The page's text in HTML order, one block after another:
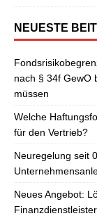
NEUESTE
nach § 34f GewO
müssen
Welche
für den Vertrieb?
Neuregelung seit
Neues Angebot:
Finanzdienstleister